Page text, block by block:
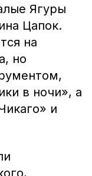
Ягуры
Цапок.
на
но
в ночи», а
и